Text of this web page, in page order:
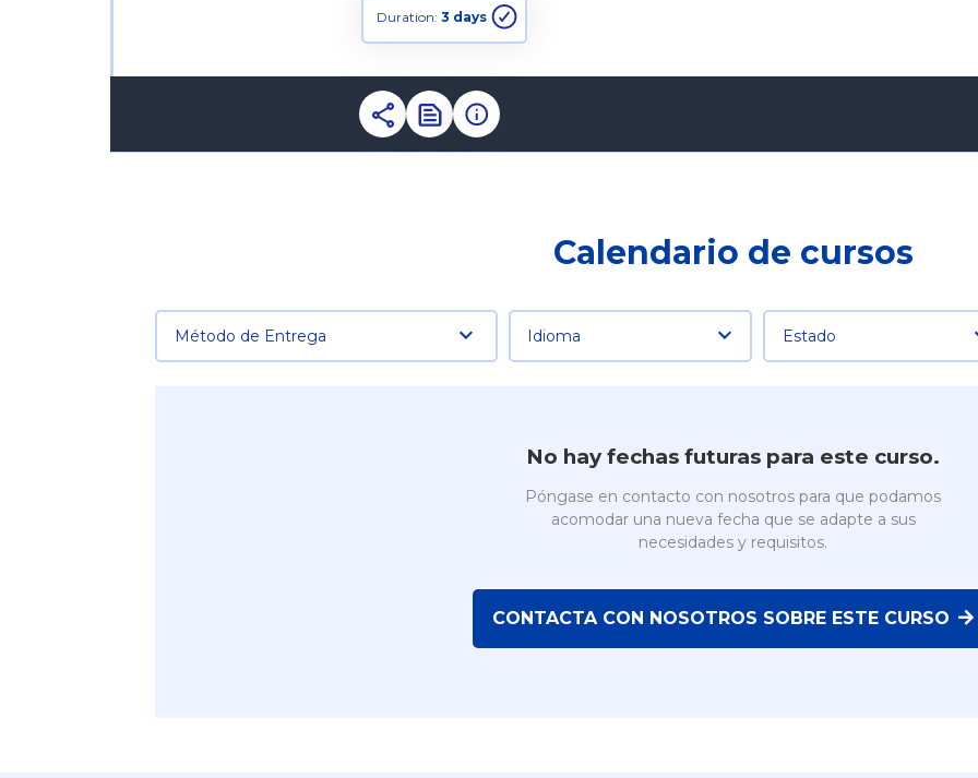
Duration: 3 days
Calendario de cursos
Método de Entrega Idioma Estado
No hay fechas futuras para este curso.
Póngase en contacto con nosotros para que podamos
acomodar una nueva fecha que se adapte a sus
necesidades y requisitos.
CONTACTA CON NOSOTROS SOBRE ESTE CURSO